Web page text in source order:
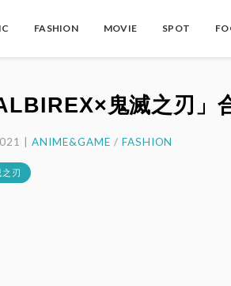
FASHION MOVIE SPOT
鬼滅之刃」
|ANIME&GAME / FASHION
刃